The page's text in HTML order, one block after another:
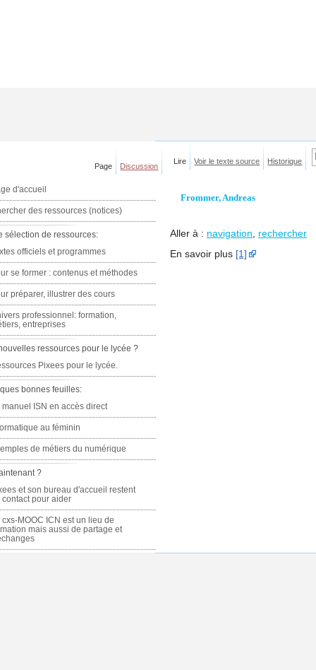
Frommer, Andreas
Aller à : navigation
rechercher
En savoir plus [1]
Page Discussion
Lire Voir le texte source Historique
d'accueil
des ressources (notices)
sélection de ressources:
officiels et programmes
se former : contenus et méthodes
préparer, illustrer des cours
professionnel: formation,
entreprises
ressources pour le lycée ?
Pixees pour le lycée.
bonnes feuilles:
manuel ISN en accès direct
au féminin
de métiers du numérique
?
et son bureau d'accueil restent
contact pour aider
cxs-MOOC ICN est un lieu de
mais aussi de partage et